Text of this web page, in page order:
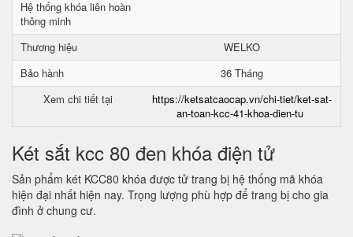
Hệ thống khóa liên hoàn
thông minh
Thương hiệu
WELKO
Bảo hành
36 Tháng
Xem chi tiết tại
https://ketsatcaocap.vn/chi-tiet/ket-sat-
an-toan-kcc-41-khoa-dien-tu
Két sắt kcc 80 đen khóa điện tử
Sản phẩm két KCC80 khóa được tử trang bị hệ thống mã khóa
hiện đại nhất hiện nay. Trọng lượng phù hợp để trang bị cho gia
đình ở chung cư.